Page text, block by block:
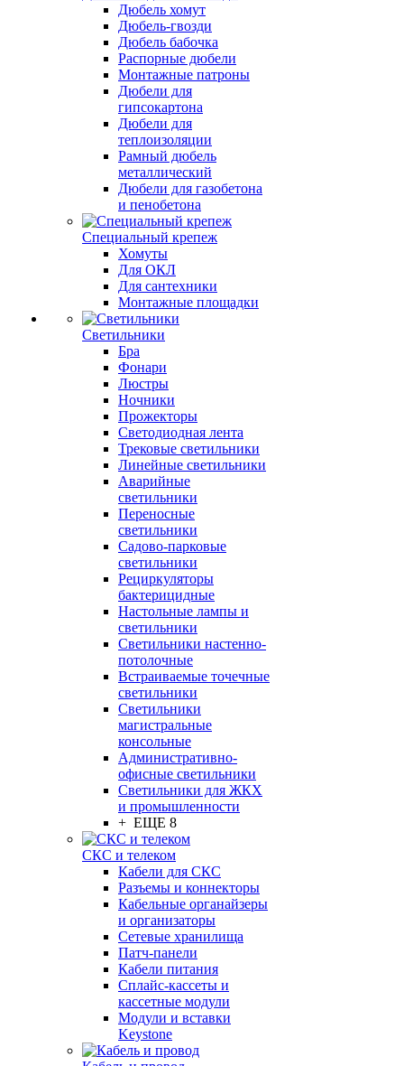
Дюбель хомут
Дюбель-гвозди
Дюбель бабочка
Распорные дюбели
Монтажные патроны
Дюбели для
гипсокартона
Дюбели для
теплоизоляции
Рамный дюбель
металлический
Дюбели для газобетона
и пенобетона
Специальный крепеж
Хомуты
Для ОКЛ
Для сантехники
Монтажные площадки
Светильники
Бра
Фонари
Люстры
Ночники
Прожекторы
Светодиодная лента
Трековые светильники
Линейные светильники
Аварийные
светильники
Переносные
светильники
Садово-парковые
светильники
Рециркуляторы
бактерицидные
Настольные лампы и
светильники
Светильники настенно-
потолочные
Встраиваемые точечные
светильники
Светильники
магистральные
консольные
Административно-
офисные светильники
Светильники для ЖКХ
и промышленности
+ ЕЩЕ 8
СКС и телеком
Кабели для СКС
Разъемы и коннекторы
Кабельные органайзеры
и организаторы
Сетевые хранилища
Патч-панели
Кабели питания
Сплайс-кассеты и
кассетные модули
Модули и вставки
Keystone